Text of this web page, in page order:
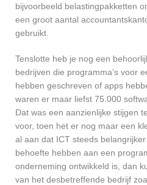
bijvoorbeeld belastingpakketten
een groot aantal
gebruikt.
Tenslotte heb je nog een
bedrijven die programma’s voor
hebben geschreven of apps
waren er maar liefst 75.000
Dat was een aanzienlijke stijgen
voor, toen het er nog maar een
al aan dat ICT steeds
behoefte hebben aan een
onderneming ontwikkeld is, dan
van het desbetreffende bedrijf